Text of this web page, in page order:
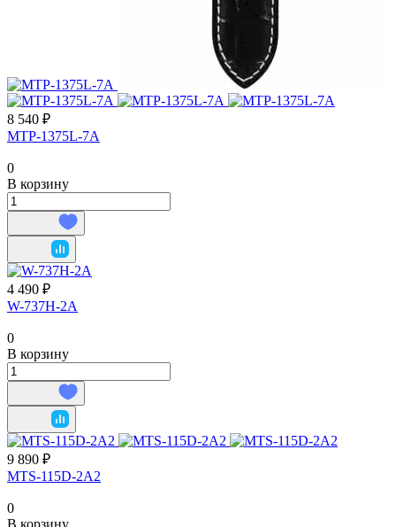
8 540 ₽
MTP-1375L-7A
0
В корзину
4 490 ₽
W-737H-2A
0
В корзину
9 890 ₽
MTS-115D-2A2
0
В корзину